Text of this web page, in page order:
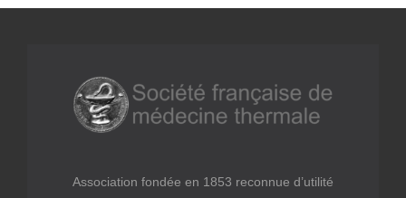
Actualités
Médiathèque
RechercheAssociation fondée en 1853 reconnue d’utilité